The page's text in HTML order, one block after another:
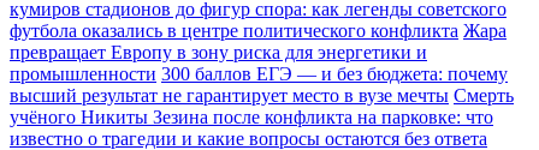
кумиров стадионов до фигур спора: как легенды советского
футбола оказались в центре политического конфликта Жара
превращает Европу в зону риска для энергетики и
промышленности 300 баллов ЕГЭ — и без бюджета: почему
высший результат не гарантирует место в вузе мечты Смерть
учёного Никиты Зезина после конфликта на парковке: что
известно о трагедии и какие вопросы остаются без ответа